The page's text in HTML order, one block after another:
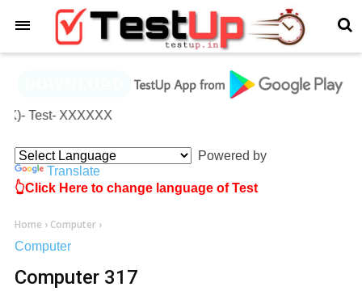
Test- XXXXXX
Powered by
Translate
👆Click Here to change language of Test
Home › Computer ›
Computer
Computer 317